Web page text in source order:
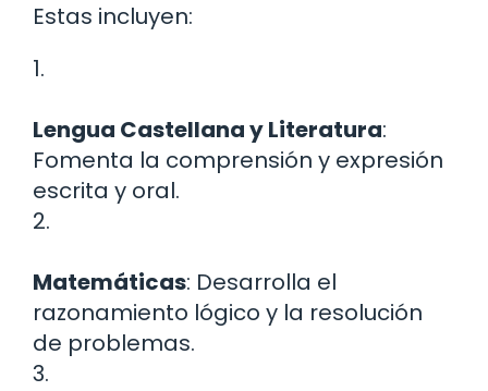
Estas incluyen:
1.
Lengua Castellana y Literatura:
Fomenta la comprensión y expresión
escrita y oral.
2.
Matemáticas: Desarrolla el
razonamiento lógico y la resolución
de problemas.
3.